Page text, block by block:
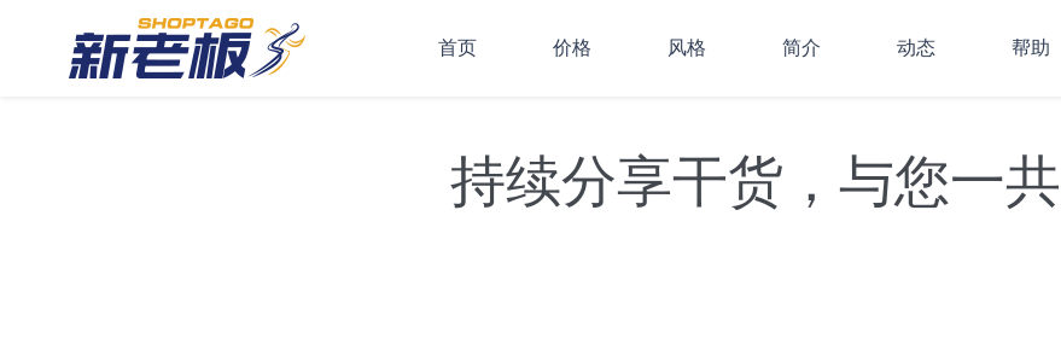
首页 价格 风格 简介 动态 帮助
持续分享干货，与您一